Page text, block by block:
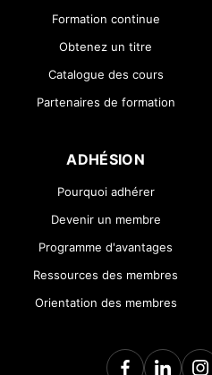
Formation continue
Obtenez un titre
Catalogue des cours
Partenaires de formation
ADHÉSION
Pourquoi adhérer
Devenir un membre
Programme d'avantages
Ressources des membres
Orientation des membres